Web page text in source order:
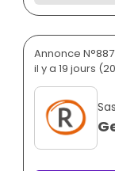
Annonce
il y a 19 jours